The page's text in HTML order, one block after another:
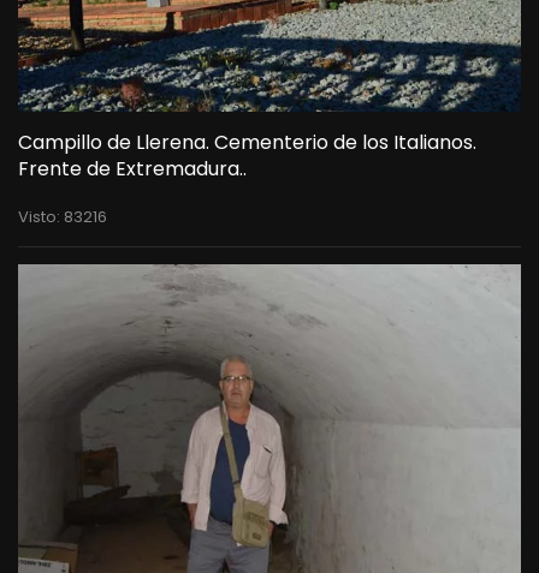
Campillo de Llerena. Cementerio de los Italianos.
Frente de Extremadura..
Visto: 83216